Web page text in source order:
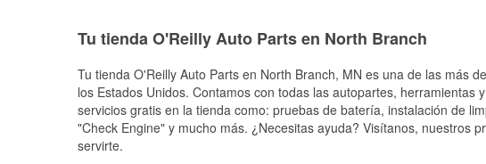
Tu tienda O'Reilly Auto Parts en North Branch
Tu tienda O'Reilly Auto Parts en North Branch, MN es una de las más
los Estados Unidos. Contamos con todas las autopartes, herramientas
servicios gratis en la tienda como: pruebas de batería, instalación de
"Check Engine" y mucho más. ¿Necesitas ayuda? Visítanos, nuestros
servirte.